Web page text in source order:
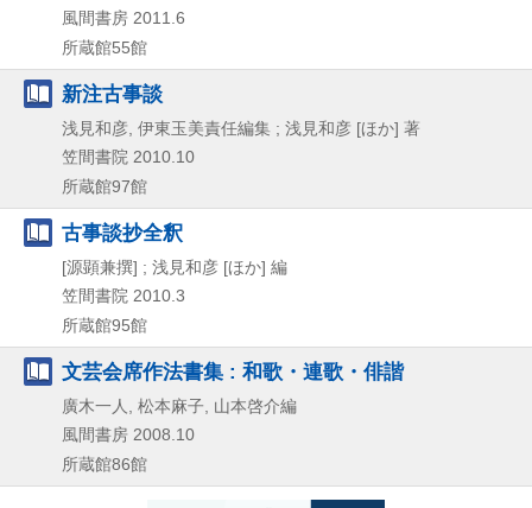
風間書房 2011.6
所蔵館55館
新注古事談
浅見和彦, 伊東玉美責任編集 ; 浅見和彦 [ほか] 著
笠間書院 2010.10
所蔵館97館
古事談抄全釈
[源顕兼撰] ; 浅見和彦 [ほか] 編
笠間書院 2010.3
所蔵館95館
文芸会席作法書集 : 和歌・連歌・俳諧
廣木一人, 松本麻子, 山本啓介編
風間書房 2008.10
所蔵館86館